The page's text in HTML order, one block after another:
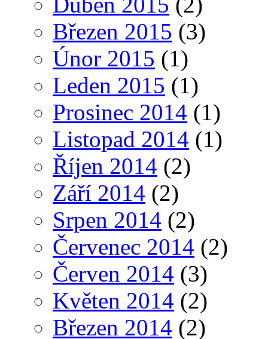
Březen 2015 (3)
Únor 2015 (1)
Leden 2015 (1)
Prosinec 2014 (1)
Listopad 2014 (1)
Říjen 2014 (2)
Září 2014 (2)
Srpen 2014 (2)
Červenec 2014 (2)
Červen 2014 (3)
Květen 2014 (2)
Březen 2014 (2)